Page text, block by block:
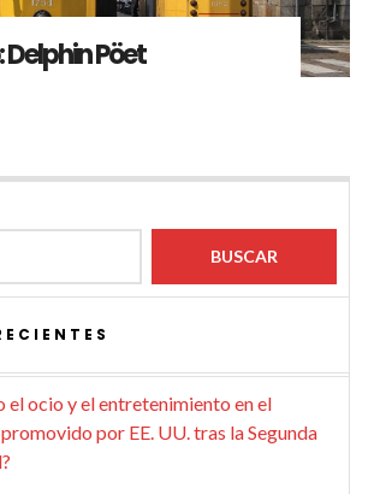
Pöet
el ocio y el entretenimiento en el
por EE. UU. tras la Segunda